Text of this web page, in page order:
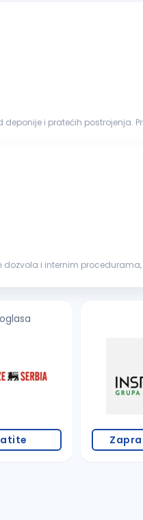
i pratećih postrojenja.
i internim